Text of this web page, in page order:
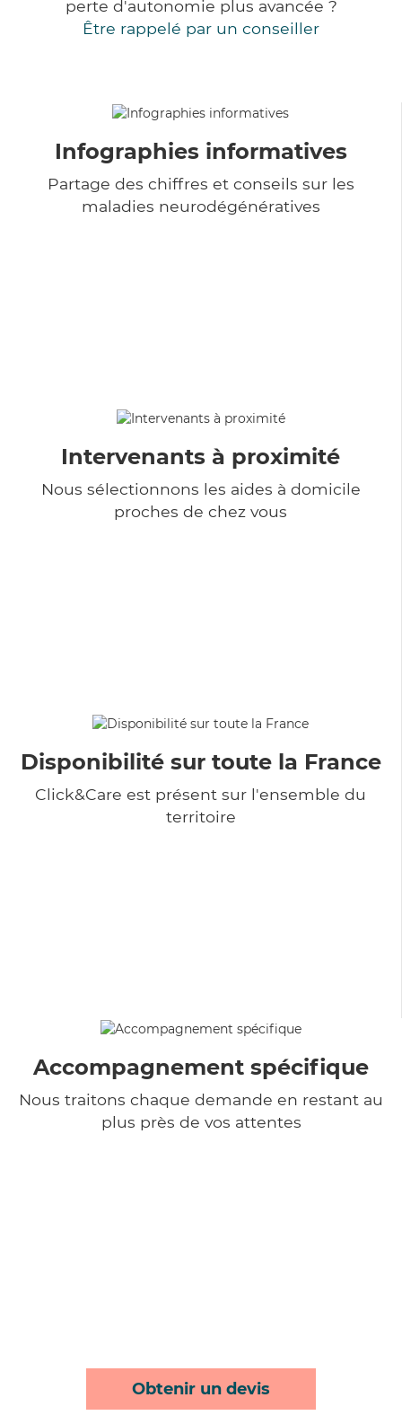
perte d'autonomie plus avancée ?
Être rappelé par un conseiller
Infographies informatives
Partage des chiffres et conseils sur les
maladies neurodégénératives
Intervenants à proximité
Nous sélectionnons les aides à domicile
proches de chez vous
Disponibilité sur toute la France
Click&Care est présent sur l'ensemble du
territoire
Accompagnement spécifique
Nous traitons chaque demande en restant au
plus près de vos attentes
Obtenir un devis